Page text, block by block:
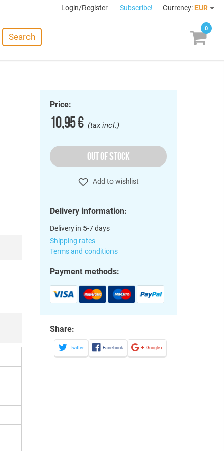
Login/Register Subscribe! Currency: EUR
Search
0
Price:
10,95 €(tax incl.)
OUT OF STOCK
Add to wishlist
Delivery information:
Delivery in 5-7 days
Shipping rates
Terms and conditions
Payment methods:
Share:
Twitter Facebook Google+